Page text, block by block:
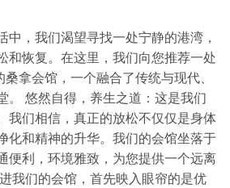
中，我们渴望寻找一处宁静的港湾，
和恢复。在这里，我们向您推荐一处
拿会馆，一个融合了传统与现代、
。 悠然自得，养生之道：这是我们
我们相信，真正的放松不仅仅是身体
化和精神的升华。我们的会馆坐落于
便利，环境雅致，为您提供一个远离
我们的会馆，首先映入眼帘的是优